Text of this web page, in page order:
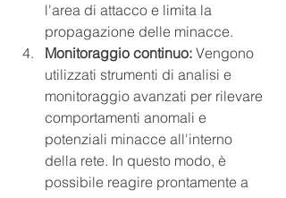
l'area di attacco e limita la
propagazione delle minacce.
Monitoraggio continuo: Vengono
utilizzati strumenti di analisi e
monitoraggio avanzati per rilevare
comportamenti anomali e
potenziali minacce all'interno
della rete. In questo modo, è
possibile reagire prontamente a